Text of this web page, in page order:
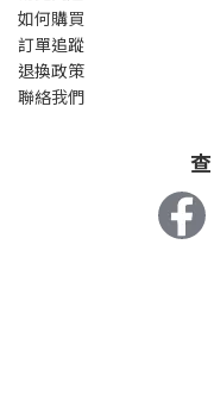
如何購買
訂單追蹤
退換政策
聯絡我們